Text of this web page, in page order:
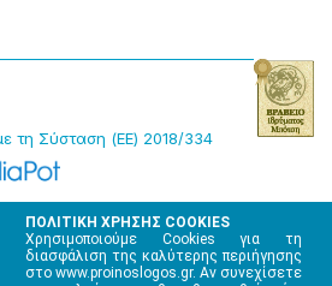
ΠΟΛΙΤΙΚΗ ΧΡΗΣΗΣ COOKIES
Χρησιμοποιούμε Cookies για τη
διασφάλιση της καλύτερης περιήγησης
στο www.proinoslogos.gr. Αν συνεχίσετε
τη Σύσταση (ΕΕ) 2018/334
Πɩστοποίησης Μ.Η.Τ. 220242